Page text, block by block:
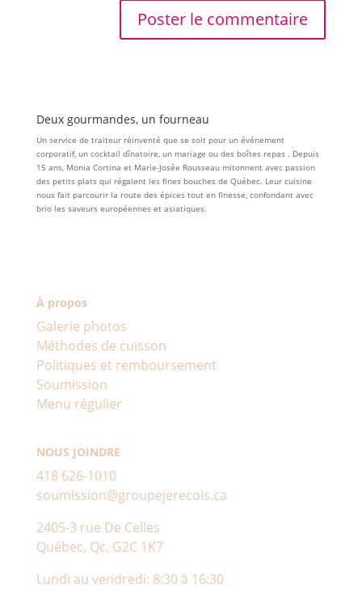
Deux gourmandes, un fourneau
Un service de traiteur réinventé que se soit pour un événement
corporatif, un cocktail dînatoire, un mariage ou des boîtes repas . Depuis
15 ans, Monia Cortina et Marie-Josée Rousseau mitonnent avec passion
des petits plats qui régalent les fines bouches de Québec. Leur cuisine
nous fait parcourir la route des épices tout en finesse, confondant avec
brio les saveurs européennes et asiatiques.
À propos
Galerie photos
Méthodes de cuisson
Politiques et remboursement
Soumission
Menu régulier
NOUS JOINDRE
418 626-1010
soumission@groupejerecois.ca
2405-3 rue De Celles
Québec, Qc, G2C 1K7
Lundi au vendredi: 8:30 à 16:30